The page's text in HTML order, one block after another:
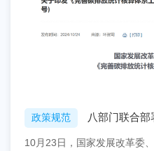
政策规范
10月23日，国家发展改革委